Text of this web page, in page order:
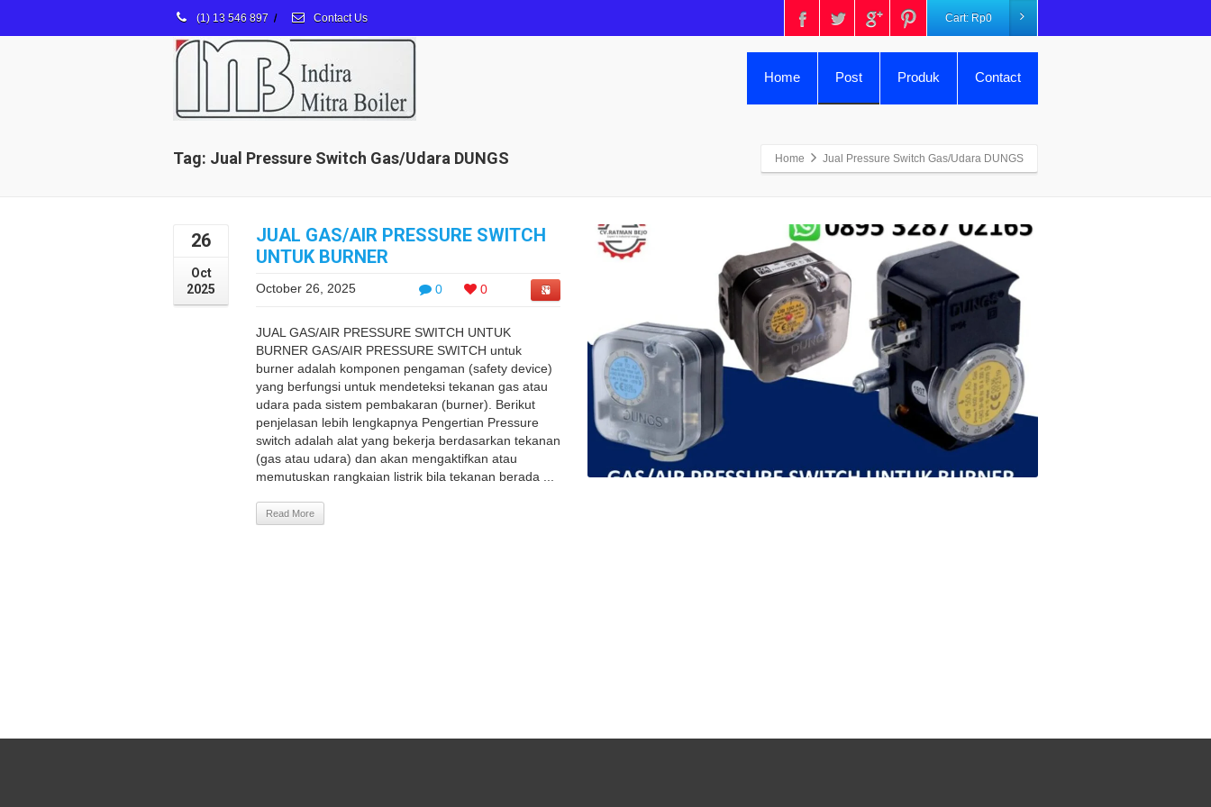
(1) 13 546 897 / Contact Us Cart: Rp0
Home Post Produk Contact
Tag: Jual Pressure Switch Gas/Udara DUNGS Home Jual Pressure Switch Gas/Udara DUNGS
26
Oct
2025
JUAL GAS/AIR PRESSURE SWITCH
UNTUK BURNER
0 0
October 26, 2025
JUAL GAS/AIR PRESSURE SWITCH UNTUK
BURNER GAS/AIR PRESSURE SWITCH untuk
burner adalah komponen pengaman (safety device)
yang berfungsi untuk mendeteksi tekanan gas atau
udara pada sistem pembakaran (burner). Berikut
penjelasan lebih lengkapnya Pengertian Pressure
switch adalah alat yang bekerja berdasarkan tekanan
(gas atau udara) dan akan mengaktifkan atau
memutuskan rangkaian listrik bila tekanan berada ...
Read More